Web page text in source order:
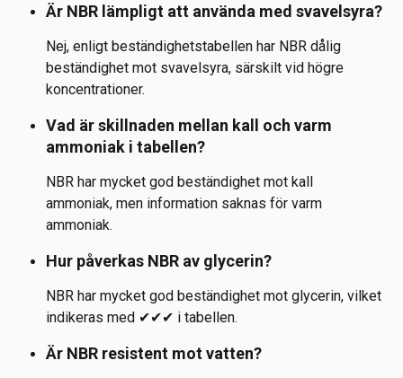
Är NBR lämpligt att använda med svavelsyra?
Nej, enligt beständighetstabellen har NBR dålig
beständighet mot svavelsyra, särskilt vid högre
koncentrationer.
Vad är skillnaden mellan kall och varm
ammoniak i tabellen?
NBR har mycket god beständighet mot kall
ammoniak, men information saknas för varm
ammoniak.
Hur påverkas NBR av glycerin?
NBR har mycket god beständighet mot glycerin, vilket
indikeras med ✔✔✔ i tabellen.
Är NBR resistent mot vatten?